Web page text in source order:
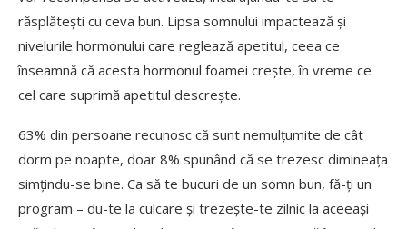
răsplătești cu ceva bun. Lipsa somnului impactează și
nivelurile hormonului care reglează apetitul, ceea ce
înseamnă că acesta hormonul foamei crește, în vreme ce
cel care suprimă apetitul descrește.
63% din persoane recunosc că sunt nemulțumite de cât
dorm pe noapte, doar 8% spunând că se trezesc dimineața
simțindu-se bine. Ca să te bucuri de un somn bun, fă-ți un
program – du-te la culcare și trezește-te zilnic la aceeași